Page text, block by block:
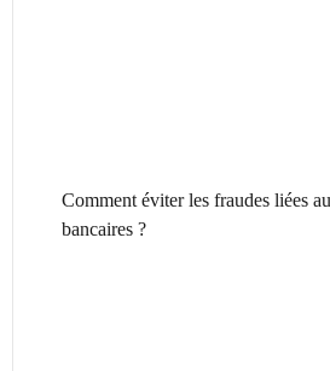
Comment éviter les fraudes liées
bancaires ?